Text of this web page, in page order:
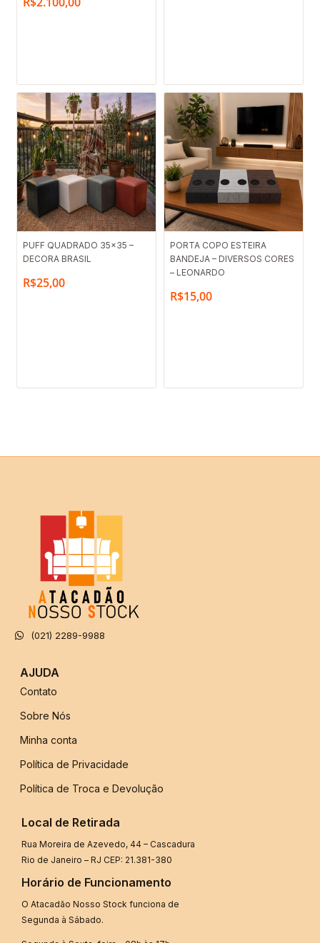
PUFF QUADRADO 35×35 –
DECORA BRASIL
R$25,00
PORTA COPO ESTEIRA
BANDEJA – DIVERSOS CORES
– LEONARDO
R$15,00
(021) 2289-9988
AJUDA
Contato
Sobre Nós
Minha conta
Política de Privacidade
Política de Troca e Devolução
Local de Retirada
Rua Moreira de Azevedo, 44 – Cascadura
Rio de Janeiro – RJ CEP: 21.381-380
Horário de Funcionamento
O Atacadão Nosso Stock funciona de
Segunda à Sábado.